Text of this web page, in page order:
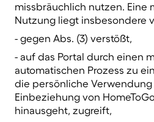
missbräuchlich nutzen. Eine
Nutzung liegt insbesondere
- gegen Abs. (3) verstößt,
- auf das Portal durch einen
automatischen Prozess zu
die persönliche
Einbeziehung von
hinausgeht, zugreift,